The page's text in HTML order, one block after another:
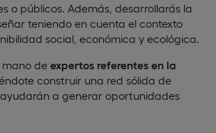
o públicos. Además, desarrollarás la
teniendo en cuenta el contexto
social, económica y ecológica.
mano de expertos referentes en la
construir una red sólida de
a generar oportunidades